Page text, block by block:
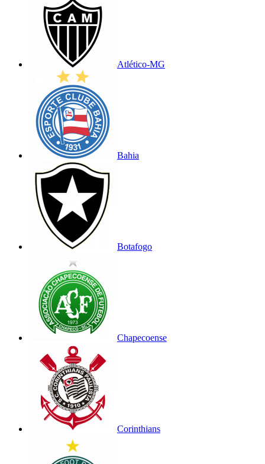
Atlético-MG
Bahia
Botafogo
Chapecoense
Corinthians